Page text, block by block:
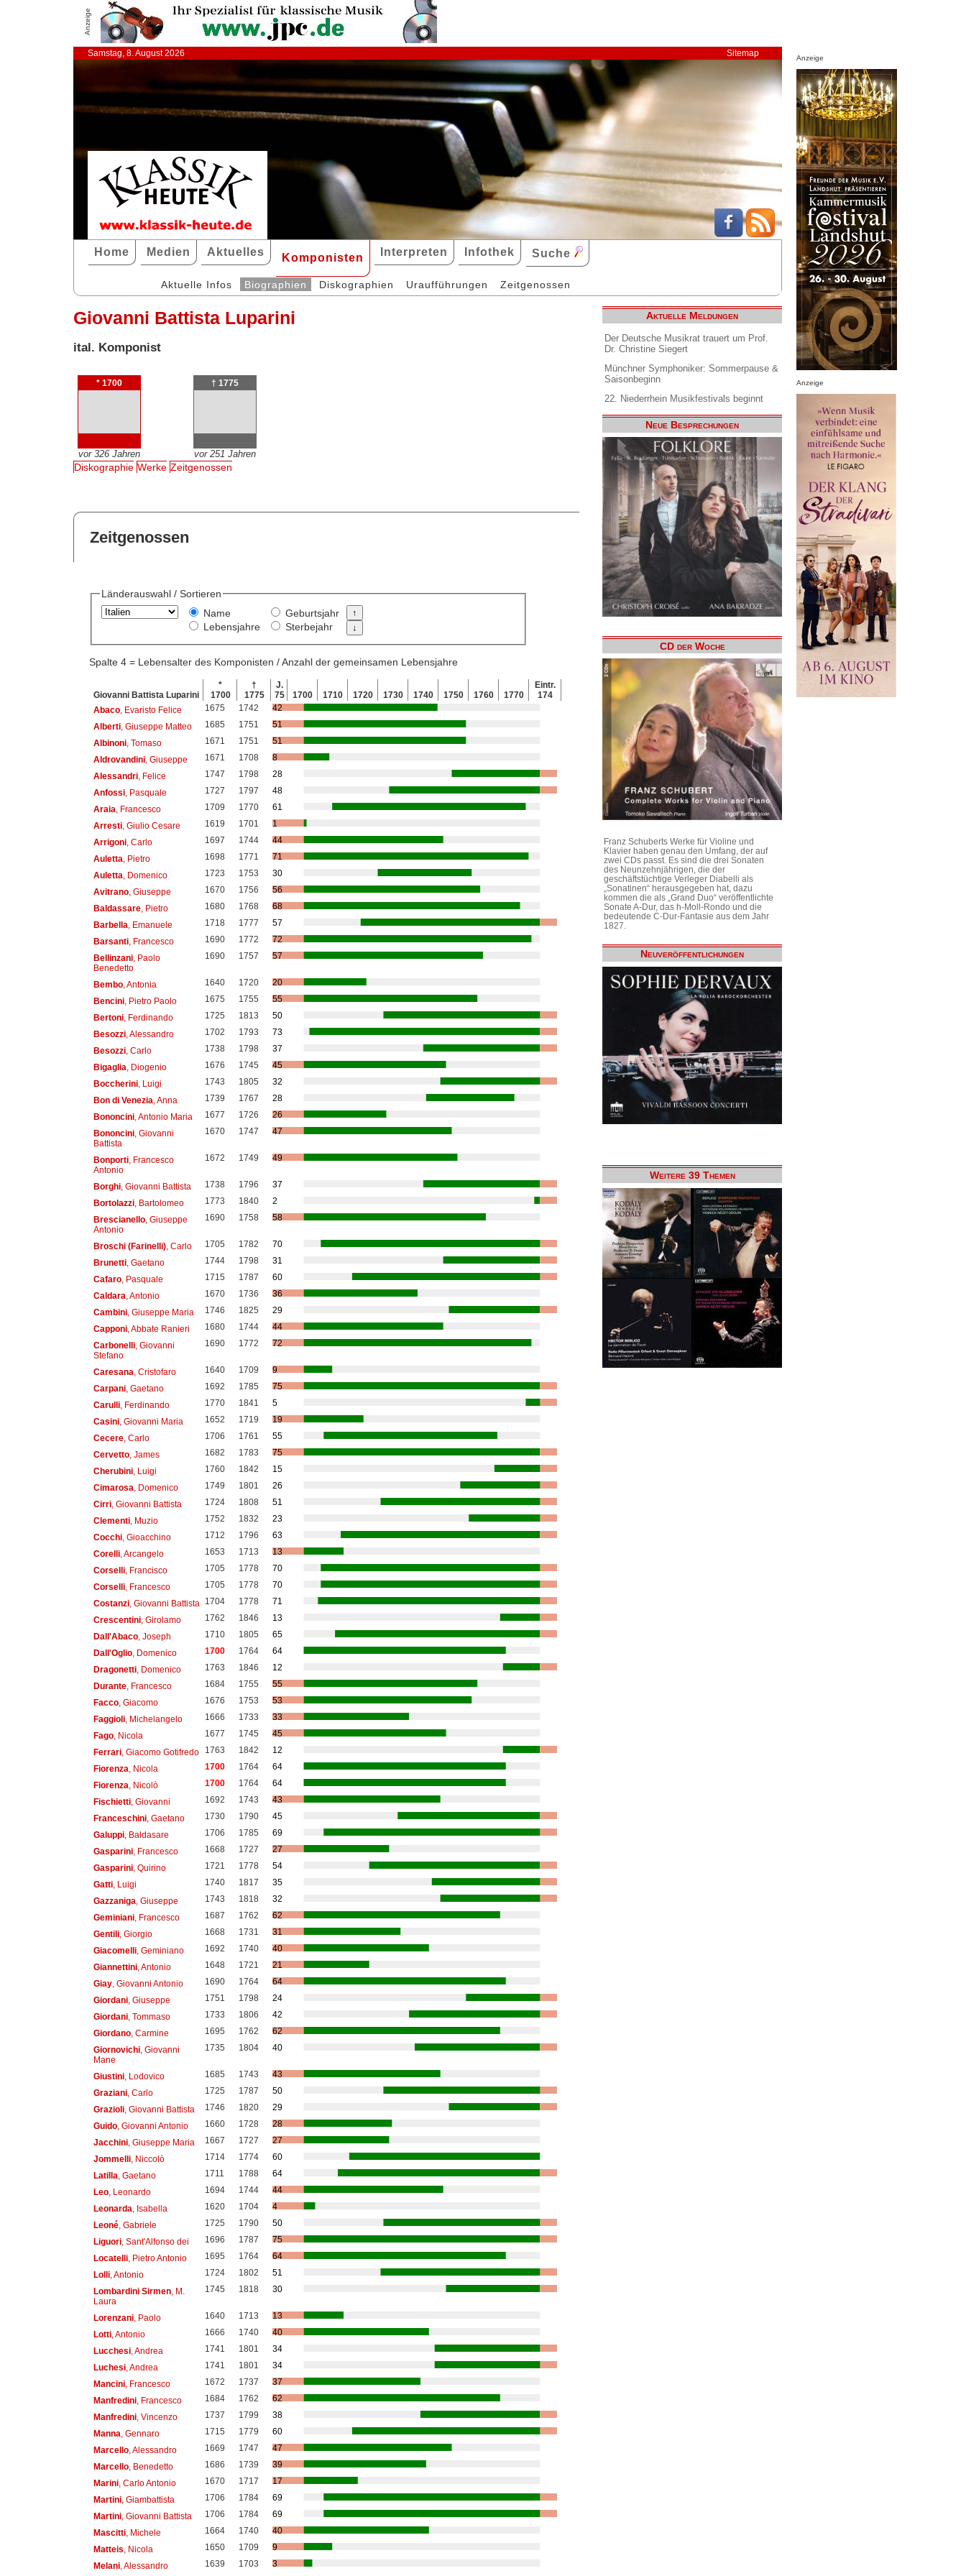
Anzeige
Samstag, 8. August 2026 Sitemap
Home Medien Aktuelles Komponisten Interpreten Infothek Suche
Aktuelle Infos Biographien Diskographien Uraufführungen Zeitgenossen
Giovanni Battista Luparini
ital. Komponist
* 1700
vor 326 Jahren
† 1775
vor 251 Jahren
Diskographie Werke Zeitgenossen
Zeitgenossen
Länderauswahl / Sortieren
Name
Lebensjahre
Geburtsjahr
Sterbejahr
Spalte 4 = Lebensalter des Komponisten / Anzahl der gemeinsamen Lebensjahre
Giovanni Battista Luparini
*
1700
†
1775
J.
75
1700 1710 1720 1730 1740 1750 1760 1770
Eintr.
174
Abaco, Evaristo Felice 1675 1742
42
Alberti, Giuseppe Matteo 1685 1751
51
Albinoni, Tomaso 1671 1751
51
Aldrovandini, Giuseppe 1671 1708
8
Alessandri, Felice 1747 1798
28
Anfossi, Pasquale 1727 1797
48
Araia , Francesco 1709 1770
61
Arresti, Giulio Cesare 1619 1701
1
Arrigoni, Carlo 1697 1744
44
Auletta , Pietro 1698 1771
71
Auletta , Domenico 1723 1753
30
Avitrano, Giuseppe 1670 1756
56
Baldassare, Pietro 1680 1768
68
Barbella , Emanuele 1718 1777
57
Barsanti, Francesco 1690 1772
72
Bellinzani, Paolo
Benedetto
1690 1757 57
Bembo, Antonia 1640 1720
20
Bencini, Pietro Paolo 1675 1755
55
Bertoni, Ferdinando 1725 1813
50
Besozzi, Alessandro 1702 1793
73
Besozzi, Carlo 1738 1798
37
Bigaglia , Diogenio 1676 1745
45
Boccherini, Luigi 1743 1805
32
Bon di Venezia , Anna 1739 1767
28
Bononcini, Antonio Maria 1677 1726
26
Bononcini, Giovanni
Battista
1670 1747 47
Bonporti, Francesco
Antonio
1672 1749 49
Borghi, Giovanni Battista 1738 1796
37
Bortolazzi, Bartolomeo 1773 1840
2
Brescianello, Giuseppe
Antonio
1690 1758 58
Broschi (Farinelli), Carlo 1705 1782
70
Brunetti, Gaetano 1744 1798
31
Cafaro, Pasquale 1715 1787
60
Caldara , Antonio 1670 1736
36
Cambini, Giuseppe Maria 1746 1825
29
Capponi, Abbate Ranieri 1680 1744
44
Carbonelli, Giovanni
Stefano
1690 1772 72
Caresana , Cristofaro 1640 1709
9
Carpani, Gaetano 1692 1785
75
Carulli, Ferdinando 1770 1841
5
Casini, Giovanni Maria 1652 1719
19
Cecere, Carlo 1706 1761
55
Cervetto, James 1682 1783
75
Cherubini, Luigi 1760 1842
15
Cimarosa , Domenico 1749 1801
26
Cirri, Giovanni Battista 1724 1808
51
Clementi, Muzio 1752 1832
23
Cocchi, Gioacchino 1712 1796
63
Corelli, Arcangelo 1653 1713
13
Corselli, Francisco 1705 1778
70
Corselli, Francesco 1705 1778
70
Costanzi, Giovanni Battista 1704 1778
71
Crescentini, Girolamo 1762 1846
13
Dall'Abaco, Joseph 1710 1805
65
Dall'Oglio, Domenico 1700 1764
64
Dragonetti, Domenico 1763 1846
12
Durante, Francesco 1684 1755
55
Facco, Giacomo 1676 1753
53
Faggioli, Michelangelo 1666 1733
33
Fago, Nicola 1677 1745
45
Ferrari, Giacomo Gotifredo 1763 1842
12
Fiorenza , Nicola 1700 1764
64
Fiorenza , Nicolò 1700 1764
64
Fischietti, Giovanni 1692 1743
43
Franceschini, Gaetano 1730 1790
45
Galuppi, Baldasare 1706 1785
69
Gasparini, Francesco 1668 1727
27
Gasparini, Quirino 1721 1778
54
Gatti, Luigi 1740 1817
35
Gazzaniga , Giuseppe 1743 1818
32
Geminiani, Francesco 1687 1762
62
Gentili, Giorgio 1668 1731
31
Giacomelli, Geminiano 1692 1740
40
Giannettini, Antonio 1648 1721
21
Giay, Giovanni Antonio 1690 1764
64
Giordani, Giuseppe 1751 1798
24
Giordani, Tommaso 1733 1806
42
Giordano, Carmine 1695 1762
62
Giornovichi, Giovanni
Mane
1735 1804 40
Giustini, Lodovico 1685 1743
43
Graziani, Carlo 1725 1787
50
Grazioli, Giovanni Battista 1746 1820
29
Guido, Giovanni Antonio 1660 1728
28
Jacchini, Giuseppe Maria 1667 1727
27
Jommelli, Niccolò 1714 1774
60
Latilla , Gaetano 1711 1788
64
Leo, Leonardo 1694 1744
44
Leonarda , Isabella 1620 1704
4
Leoné, Gabriele 1725 1790
50
Liguori, Sant'Alfonso dei 1696 1787
75
Locatelli, Pietro Antonio 1695 1764
64
Lolli, Antonio 1724 1802
51
Lombardini Sirmen, M.
Laura
1745 1818 30
Lorenzani, Paolo 1640 1713
13
Lotti, Antonio 1666 1740
40
Lucchesi, Andrea 1741 1801
34
Luchesi, Andrea 1741 1801
34
Mancini, Francesco 1672 1737
37
Manfredini, Francesco 1684 1762
62
Manfredini, Vincenzo 1737 1799
38
Manna , Gennaro 1715 1779
60
Marcello, Alessandro 1669 1747
47
Marcello, Benedetto 1686 1739
39
Marini, Carlo Antonio 1670 1717
17
Martini, Giambattista 1706 1784
69
Martini, Giovanni Battista 1706 1784
69
Mascitti, Michele 1664 1740
40
Matteis , Nicola 1650 1709
9
Melani, Alessandro 1639 1703
3
Aktuelle Meldungen
Der Deutsche Musikrat trauert um Prof.
Dr. Christine Siegert
Münchner Symphoniker: Sommerpause &
Saisonbeginn
22. Niederrhein Musikfestivals beginnt
Neue Besprechungen
CD der Woche
Franz Schuberts Werke für Violine und
Klavier haben genau den Umfang, der auf
zwei CDs passt. Es sind die drei Sonaten
des Neunzehnjährigen, die der
geschäftstüchtige Verleger Diabelli als
„Sonatinen“ herausgegeben hat, dazu
kommen die als „Grand Duo“ veröffentlichte
Sonate A-Dur, das h-Moll-Rondo und die
bedeutende C-Dur-Fantasie aus dem Jahr
1827.
Neuveröffentlichungen
Weitere 39 Themen
Anzeige
Anzeige